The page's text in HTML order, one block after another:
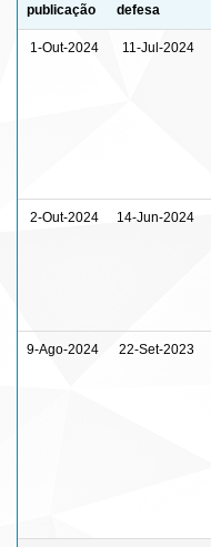
publicação
defesa
1-Out-2024 11-Jul-2024
2-Out-2024 14-Jun-2024
9-Ago-2024 22-Set-2023